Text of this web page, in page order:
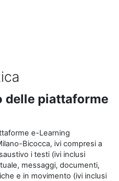
delle piattaforme
e-Learning
Bicocca, ivi compresi a
i testi (ivi inclusi
messaggi, documenti,
e in movimento (ivi inclusi